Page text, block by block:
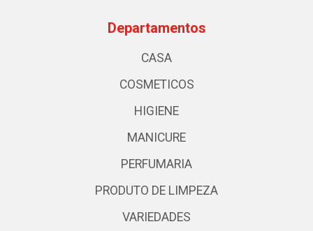
Departamentos
CASA
COSMETICOS
HIGIENE
MANICURE
PERFUMARIA
PRODUTO DE LIMPEZA
VARIEDADES